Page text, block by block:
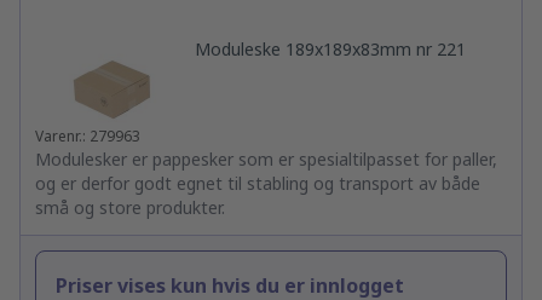
Moduleske 189x189x83mm nr 221
Varenr.: 279963
Modulesker er pappesker som er spesialtilpasset for paller,
og er derfor godt egnet til stabling og transport av både
små og store produkter.
Priser vises kun hvis du er innlogget